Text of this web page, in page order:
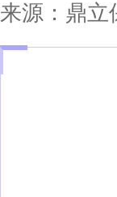
来源：鼎立